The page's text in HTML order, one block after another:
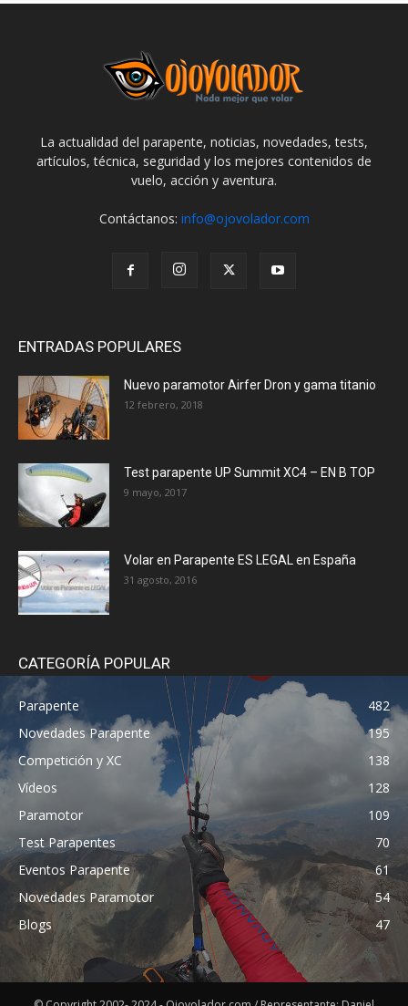
La actualidad del parapente, noticias, novedades, tests,
artículos, técnica, seguridad y los mejores contenidos de
vuelo, acción y aventura.
Contáctanos: info@ojovolador.com
ENTRADAS POPULARES
Nuevo paramotor Airfer Dron y gama titanio
12 febrero, 2018
Test parapente UP Summit XC4 – EN B TOP
9 mayo, 2017
Volar en Parapente ES LEGAL en España
31 agosto, 2016
CATEGORÍA POPULAR
Parapente
482
Novedades Parapente
195
Competición y XC
138
Vídeos
128
Paramotor
109
Test Parapentes
70
Eventos Parapente
61
Novedades Paramotor
54
Blogs
47